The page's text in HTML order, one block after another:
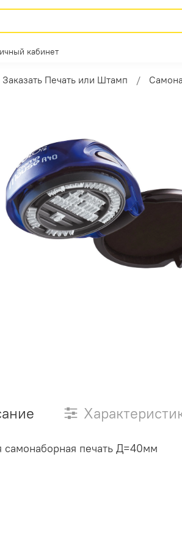
кабинет
Заказать Печать или Штамп
самонаборная печать Д=40мм